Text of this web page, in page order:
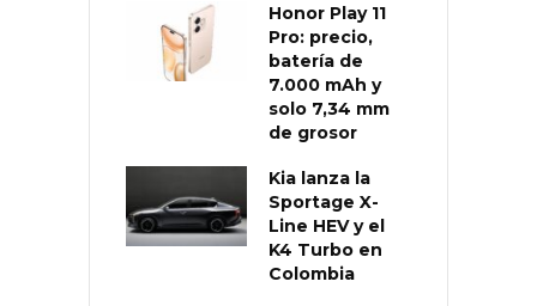
Honor Play 11
Pro: precio,
batería de
7.000 mAh y
solo 7,34 mm
de grosor
Kia lanza la
Sportage X-
Line HEV y el
K4 Turbo en
Colombia